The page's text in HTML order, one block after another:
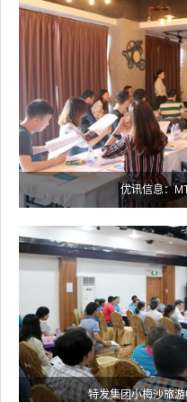
优讯信息：
特发集团小梅沙旅